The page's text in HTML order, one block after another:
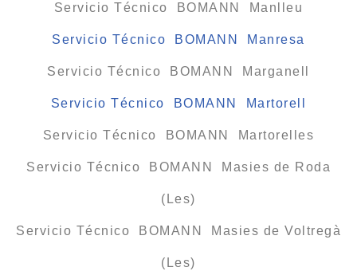
Servicio Técnico BOMANN Manlleu
Servicio Técnico BOMANN Manresa
Servicio Técnico BOMANN Marganell
Servicio Técnico BOMANN Martorell
Servicio Técnico BOMANN Martorelles
Servicio Técnico BOMANN Masies de Roda
(Les)
Servicio Técnico BOMANN Masies de Voltregà
(Les)